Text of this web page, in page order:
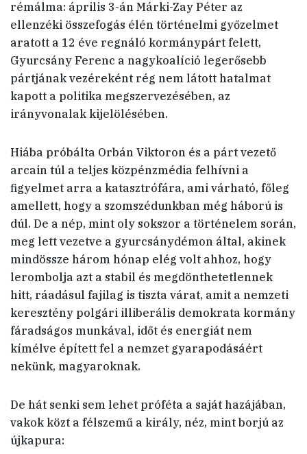
rémálma: április 3-án Márki-Zay Péter az
ellenzéki összefogás élén történelmi győzelmet
aratott a 12 éve regnáló kormánypárt felett,
Gyurcsány Ferenc a nagykoalíció legerősebb
pártjának vezéreként rég nem látott hatalmat
kapott a politika megszervezésében, az
irányvonalak kijelölésében.
Hiába próbálta Orbán Viktoron és a párt vezető
arcain túl a teljes közpénzmédia felhívni a
figyelmet arra a katasztrófára, ami várható, főleg
amellett, hogy a szomszédunkban még háború is
dúl. De a nép, mint oly sokszor a történelem során,
meg lett vezetve a gyurcsánydémon által, akinek
mindössze három hónap elég volt ahhoz, hogy
lerombolja azt a stabil és megdönthetetlennek
hitt, ráadásul fajilag is tiszta várat, amit a nemzeti
keresztény polgári illiberális demokrata kormány
fáradságos munkával, időt és energiát nem
kímélve épített fel a nemzet gyarapodásáért
nekünk, magyaroknak.
De hát senki sem lehet próféta a saját hazájában,
vakok közt a félszemű a király, néz, mint borjú az
újkapura: